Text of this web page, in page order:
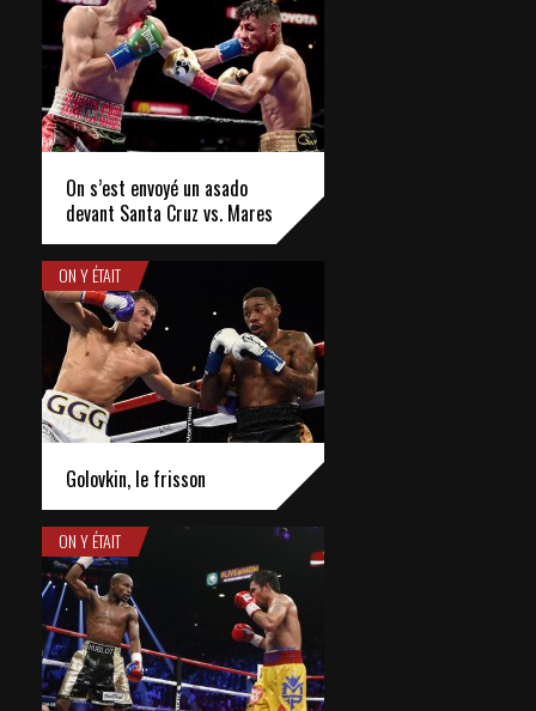
On s’est envoyé un asado
devant Santa Cruz vs. Mares
ON Y ÉTAIT
Golovkin, le frisson
ON Y ÉTAIT